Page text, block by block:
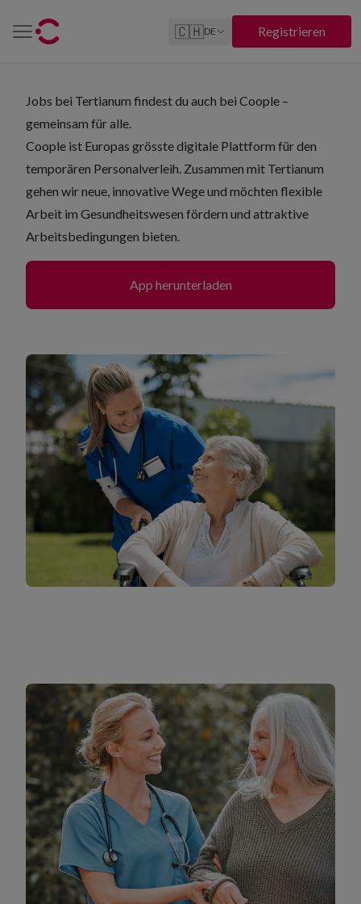
🇨🇭DE Registrieren
Jobs bei Tertianum findest du auch bei Coople –
gemeinsam für alle.
Coople ist Europas grösste digitale Plattform für den
temporären Personalverleih. Zusammen mit Tertianum
gehen wir neue, innovative Wege und möchten flexible
Arbeit im Gesundheitswesen fördern und attraktive
Arbeitsbedingungen bieten.
App herunterladen